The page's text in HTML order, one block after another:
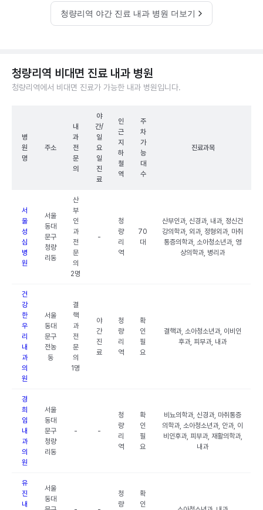
청량리역 야간 진료 내과 병원 더보기
청량리역 비대면 진료 내과 병원
청량리역에서 비대면 진료가 가능한 내과 병원입니다.
병
원
명
주소
내
과
전
문
의
야
간/
일
요
일
진
료
인
근
지
하
철
역
주
차
가
능
대
수
진료과목
서
울
성
심
병
원
서울
동대
문구
청량
리동
산
부
인
과
전
문
의
2명
-
청
량
리
역
70
대
산부인과, 신경과, 내과, 정신건
강의학과, 외과, 정형외과, 마취
통증의학과, 소아청소년과, 영
상의학과, 병리과
건
강
한
우
리
내
과
의
원
서울
동대
문구
전농
동
결
핵
과
전
문
의
1명
야
간
진
료
청
량
리
역
확
인
필
요
결핵과, 소아청소년과, 이비인
후과, 피부과, 내과
경
희
임
내
과
의
원
서울
동대
문구
청량
리동
- -
청
량
리
역
확
인
필
요
비뇨의학과, 신경과, 마취통증
의학과, 소아청소년과, 안과, 이
비인후과, 피부과, 재활의학과,
내과
유
진
내
서울
동대
청
량
확
인